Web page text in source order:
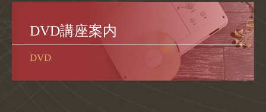
DVD講座案内
DVD